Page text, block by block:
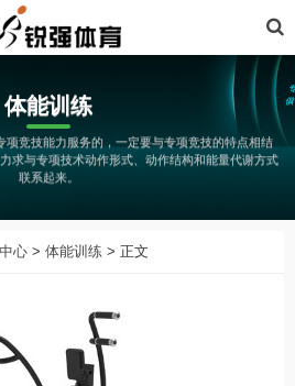
体能训练
项竞技能力服务的，一定要与专项竞技的特点相结
求与专项技术动作形式、动作结构和能量代谢方式
联系起来。
心 > 体能训练 > 正文